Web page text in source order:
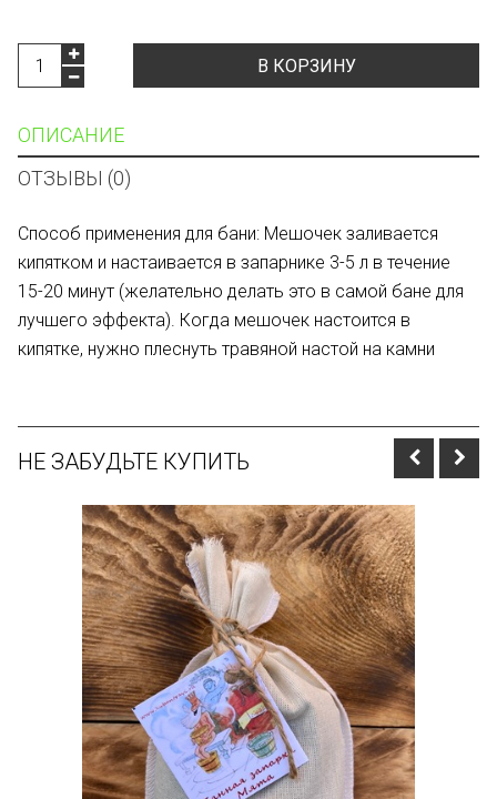
В КОРЗИНУ
ОПИСАНИЕ
ОТЗЫВЫ (0)
Способ применения для бани: Мешочек заливается
кипятком и настаивается в запарнике 3-5 л в течение
15-20 минут (желательно делать это в самой бане для
лучшего эффекта). Когда мешочек настоится в
кипятке, нужно плеснуть травяной настой на камни
НЕ ЗАБУДЬТЕ КУПИТЬ